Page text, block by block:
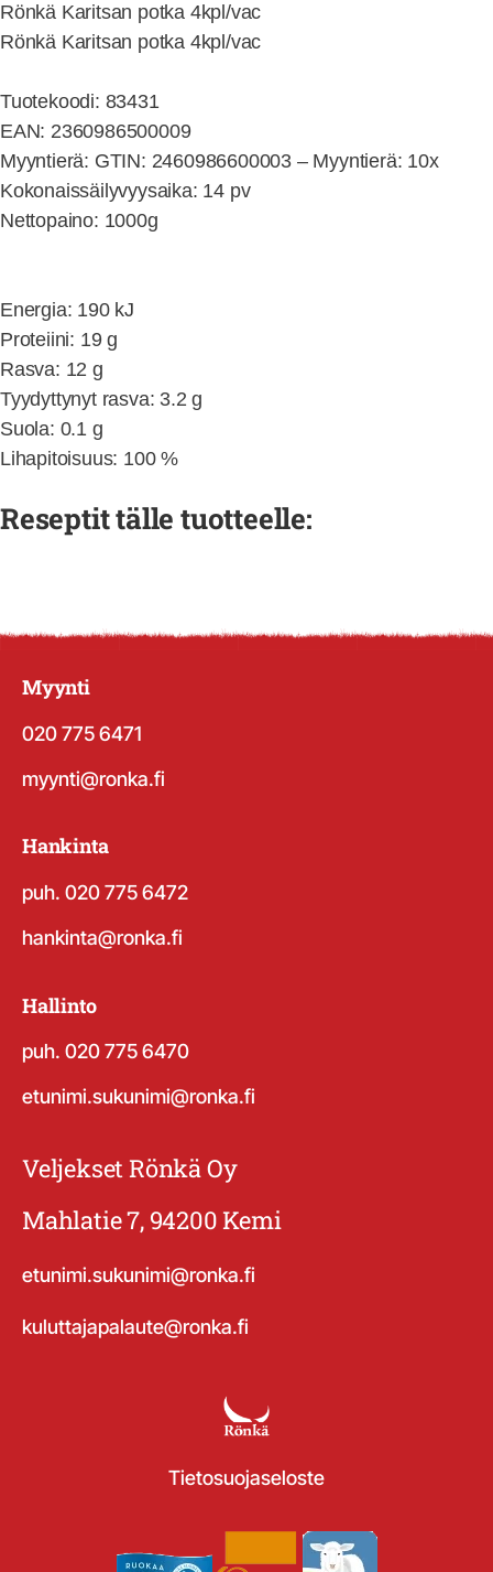
Rönkä Karitsan potka 4kpl/vac
Rönkä Karitsan potka 4kpl/vac
Tuotekoodi: 83431
EAN: 2360986500009
Myyntierä: GTIN: 2460986600003 – Myyntierä: 10x
Kokonaissäilyvyysaika: 14 pv
Nettopaino: 1000g
Energia: 190 kJ
Proteiini: 19 g
Rasva: 12 g
Tyydyttynyt rasva: 3.2 g
Suola: 0.1 g
Lihapitoisuus: 100 %
Reseptit tälle tuotteelle:
Myynti
020 775 6471
myynti@ronka.fi
Hankinta
puh. 020 775 6472
hankinta@ronka.fi
Hallinto
puh. 020 775 6470
etunimi.sukunimi@ronka.fi
Veljekset Rönkä Oy
Mahlatie 7, 94200 Kemi
etunimi.sukunimi@ronka.fi
kuluttajapalaute@ronka.fi
Tietosuojaseloste